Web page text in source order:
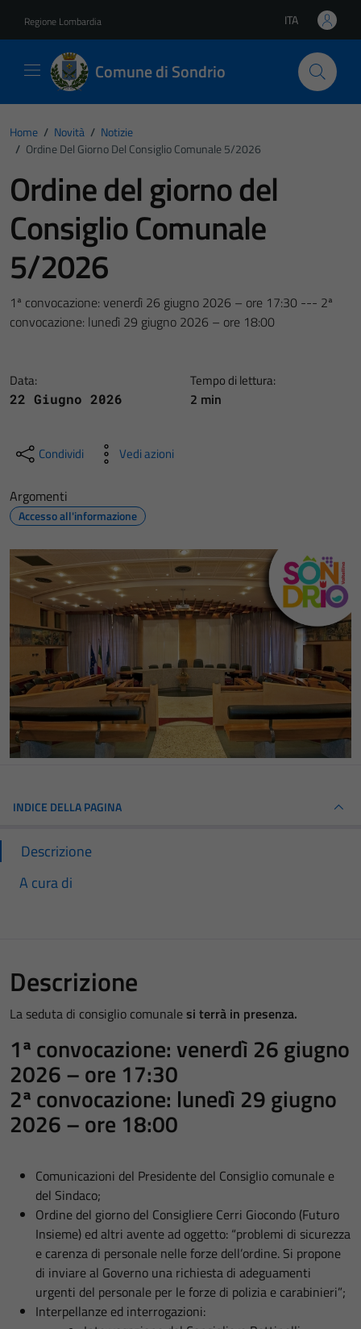
Regione Lombardia Lingua attiva:
ITA
Comune di Sondrio
Home / Novità / Notizie
/ Ordine Del Giorno Del Consiglio Comunale 5/2026
Ordine del giorno del
Consiglio Comunale
5/2026
1ª convocazione: venerdì 26 giugno 2026 – ore 17:30 --- 2ª
convocazione: lunedì 29 giugno 2026 – ore 18:00
Data:
22 Giugno 2026
Tempo di lettura:
2 min
Condividi Vedi azioni
Argomenti
Accesso all'informazione
INDICE DELLA PAGINA
Descrizione
A cura di
Descrizione
La seduta di consiglio comunalesi terrà in presenza.
1ª convocazione: venerdì 26 giugno
2026 – ore 17:30
2ª convocazione: lunedì 29 giugno
2026 – ore 18:00
Comunicazioni del Presidente del Consiglio comunale e
del Sindaco;
Ordine del giorno del Consigliere Cerri Giocondo (Futuro
Insieme) ed altri avente ad oggetto: “problemi di sicurezza
e carenza di personale nelle forze dell’ordine. Si propone
di inviare al Governo una richiesta di adeguamenti
urgenti del personale per le forze di polizia e carabinieri”;
Interpellanze ed interrogazioni: